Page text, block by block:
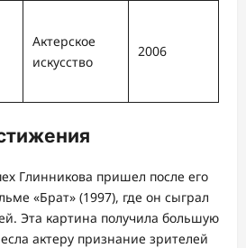
Актерское
искусство
2006
Глинникова пришел после его
«Брат» (1997), где он сыграл
Эта картина получила большую
актеру признание зрителей